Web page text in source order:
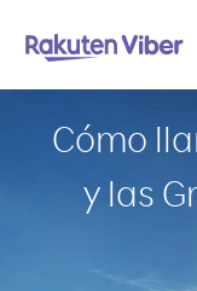
Cómo
y las